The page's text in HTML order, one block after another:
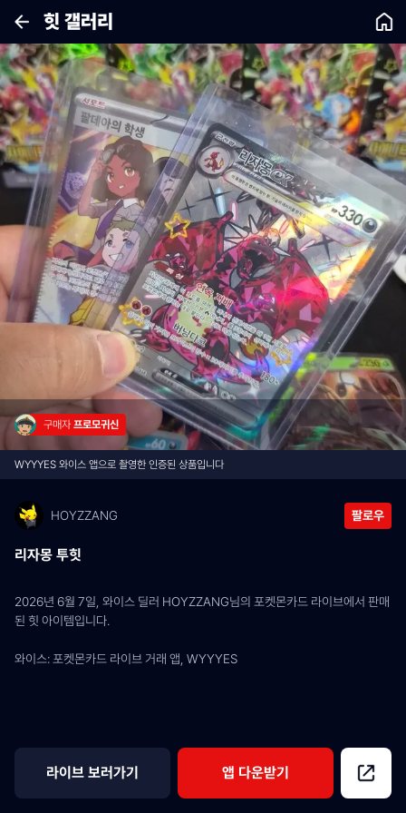
힛 갤러리
구매자 프로모귀신
WYYYES 와이스 앱으로 촬영한 인증된 상품입니다
HOYZZANG 팔로우
리자몽 투힛
2026년 6월 7일, 와이스 딜러 HOYZZANG님의 포켓몬카드 라이브에서 판매
된 힛 아이템입니다.
와이스: 포켓몬카드 라이브 거래 앱, WYYYES
라이브 보러가기 앱 다운받기